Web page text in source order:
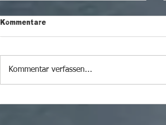
Herzsicher-Verein
Kommentare
Kommentar verfassen...